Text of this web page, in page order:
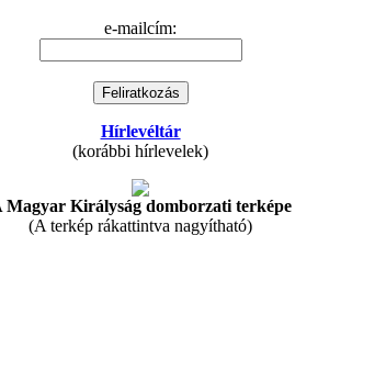
e-mailcím:
Hírlevéltár
(korábbi hírlevelek)
Magyar Királyság domborzati terképe
(A terkép rákattintva nagyítható)